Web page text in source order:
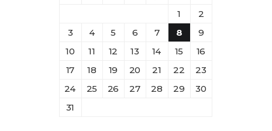
1
2
3
4 5 6 7 8
9
10
11 12 13 14 15
16
17
18 19 20 21 22
23
24
25 26 27 28 29
30
31